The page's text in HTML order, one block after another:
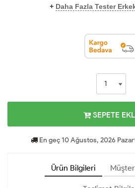
+ Daha Fazla Tester
SEPETE
En geç 10 Ağustos, 2026
Ürün Bilgileri